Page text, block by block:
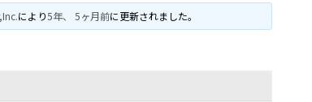
により5年、 5ヶ月前に更新されました。